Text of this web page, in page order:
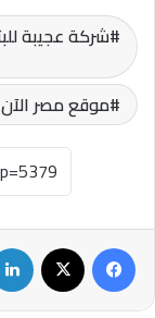
موقع مصر الآن
فيسبوك